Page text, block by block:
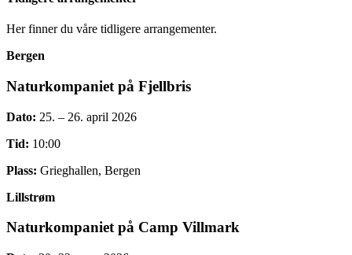
Her finner du våre tidligere arrangementer.
Bergen
Naturkompaniet på Fjellbris
Dato: 25. – 26. april 2026
Tid: 10:00
Plass: Grieghallen, Bergen
Lillstrøm
Naturkompaniet på Camp Villmark